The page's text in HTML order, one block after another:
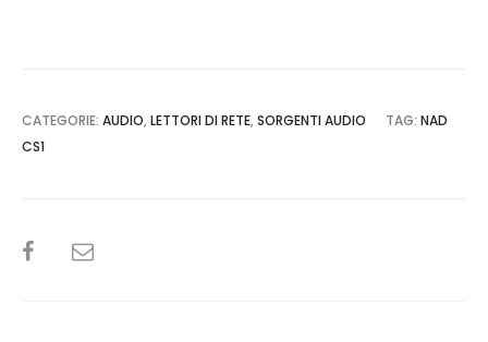
CATEGORIE: AUDIO, LETTORI DI RETE, SORGENTI AUDIO TAG: NAD
CS1
SHARE